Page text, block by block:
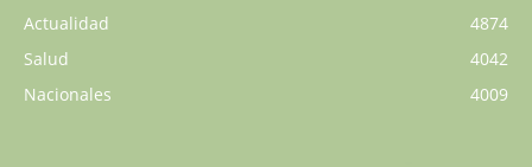
Actualidad
4874
Salud
4042
Nacionales
4009